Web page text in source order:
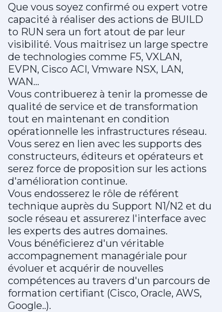
Que vous soyez confirmé ou expert votre
capacité à réaliser des actions de BUILD
to RUN sera un fort atout de par leur
visibilité. Vous maitrisez un large spectre
de technologies comme F5, VXLAN,
EVPN, Cisco ACI, Vmware NSX, LAN,
WAN…
Vous contribuerez à tenir la promesse de
qualité de service et de transformation
tout en maintenant en condition
opérationnelle les infrastructures réseau.
Vous serez en lien avec les supports des
constructeurs, éditeurs et opérateurs et
serez force de proposition sur les actions
d'amélioration continue.
Vous endosserez le rôle de référent
technique auprès du Support N1/N2 et du
socle réseau et assurerez l'interface avec
les experts des autres domaines.
Vous bénéficierez d'un véritable
accompagnement managériale pour
évoluer et acquérir de nouvelles
compétences au travers d'un parcours de
formation certifiant (Cisco, Oracle, AWS,
Google..).